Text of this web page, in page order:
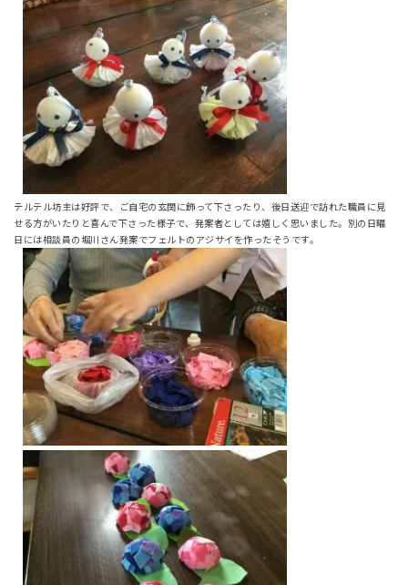
テルテル坊主は好評で、ご自宅の玄関に飾って下さったり、後日送迎で訪れた職員に見
せる方がいたりと喜んで下さった様子で、発案者としては嬉しく思いました。別の日曜
日には相談員の堀川さん発案でフェルトのアジサイを作ったそうです。